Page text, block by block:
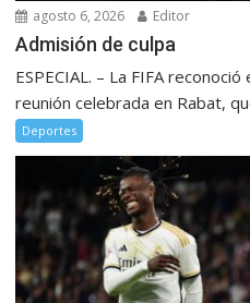
agosto 6, 2026 Editor
Admisión de culpa
ESPECIAL. – La FIFA
reunión celebrada en Rabat,
Deportes